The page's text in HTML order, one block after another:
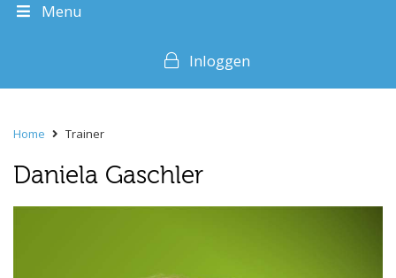
Menu
Inloggen
Home Trainer
Daniela Gaschler